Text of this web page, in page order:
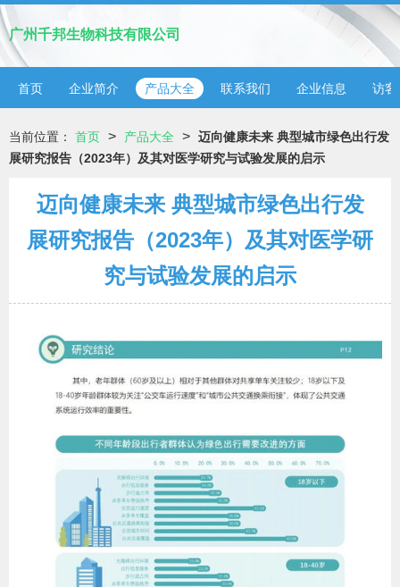
广州千邦生物科技有限公司
首页 企业简介 产品大全 联系我们 企业信息 访客
当前位置： 首页 > 产品大全 > 迈向健康未来 典型城市绿色出行发
展研究报告（2023年）及其对医学研究与试验发展的启示
迈向健康未来 典型城市绿色出行发
展研究报告（2023年）及其对医学研
究与试验发展的启示